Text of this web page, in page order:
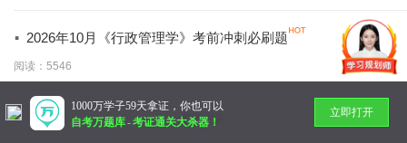
· 2026年10月《行政管理学》考前冲刺必刷题
阅读：5546
暂无更多
1000万学子59天拿证，你也可以
自考万题库-考证通关大杀器！
立即打开